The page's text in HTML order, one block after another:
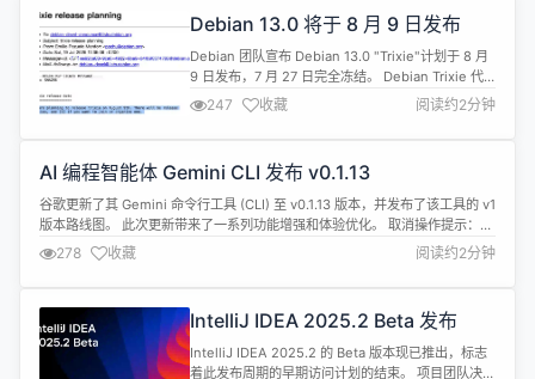
Debian 13.0 将于 8 月 9 日发布
Debian 团队宣布 Debian 13.0 "Trixie"计划于 8 月
9 日发布，7 月 27 日完全冻结。 Debian Trixie 代
表了为期两年的开发历程，内核采用 Linux 6.12
LTS，包含桌面环境 GNOME 48 、GCC 14.2 编译
器、Python 3.13 等大量软件更新。Debian Trixie
247 收藏 阅读约2分钟
AI 编程智能体 Gemini CLI 发布 v0.1.13
谷歌更新了其 Gemini 命令行工具 (CLI) 至 v0.1.13 版本，并发布了该工具的 v1
版本路线图。 此次更新带来了一系列功能增强和体验优化。 取消操作提示：在
取消操作时显示被修改的内容。 确认快捷键：使用数字键作为确认快捷方式。
认知循环缓解：引入对认知循环的检测与缓解机制。 MCP 服务器管理：允许
用户指定允许或排除特定的 MCP 服务器。...
278 收藏 阅读约2分钟
IntelliJ IDEA 2025.2 Beta 发布
IntelliJ IDEA 2025.2 的 Beta 版本现已推出，标志
着此发布周期的早期访问计划的结束。 项目团队决